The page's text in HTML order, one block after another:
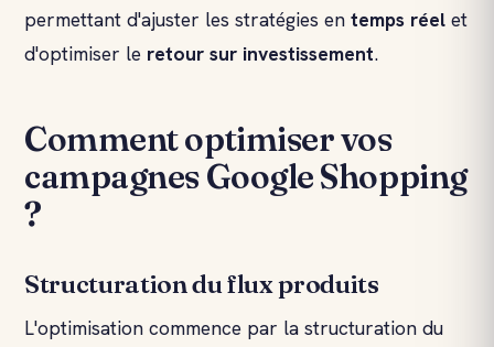
permettant d'ajuster les stratégies en temps réel et
d'optimiser le retour sur investissement.
Comment optimiser vos
campagnes Google Shopping
?
Structuration du flux produits
L'optimisation commence par la structuration du